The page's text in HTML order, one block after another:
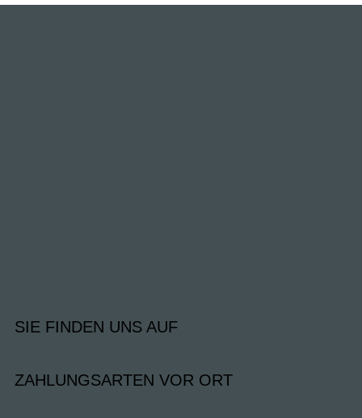
SIE FINDEN UNS AUF
ZAHLUNGSARTEN VOR ORT